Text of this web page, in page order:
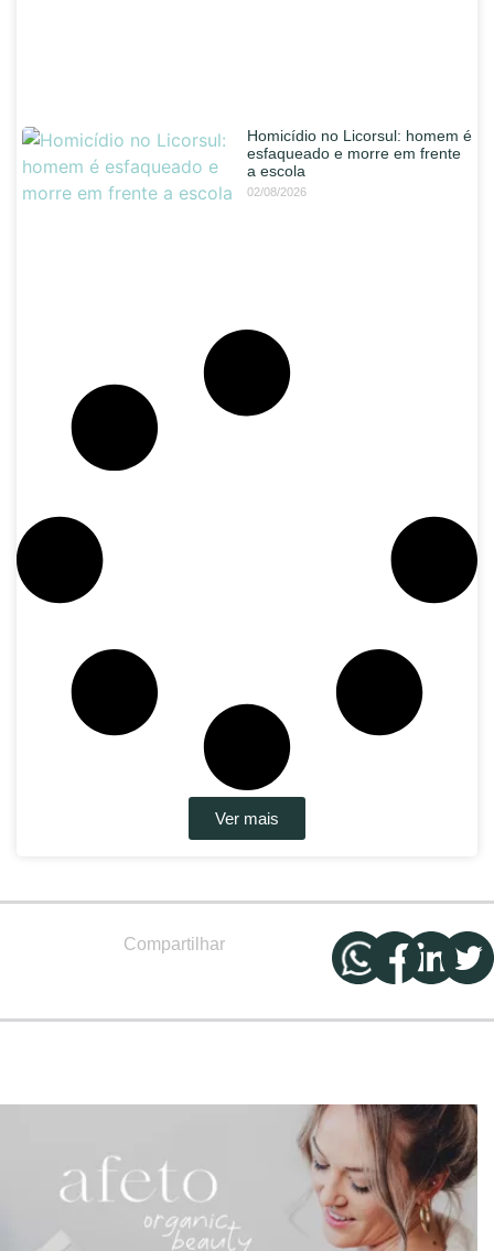
Homicídio no Licorsul: homem é
esfaqueado e morre em frente
a escola
02/08/2026
Ver mais
Compartilhar